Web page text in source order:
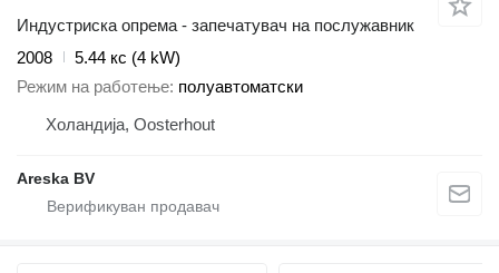
Индустриска опрема - запечатувач на послужавник
2008
5.44 кс (4 kW)
Режим на работење полуавтоматски
Холандија, Oosterhout
Areska BV